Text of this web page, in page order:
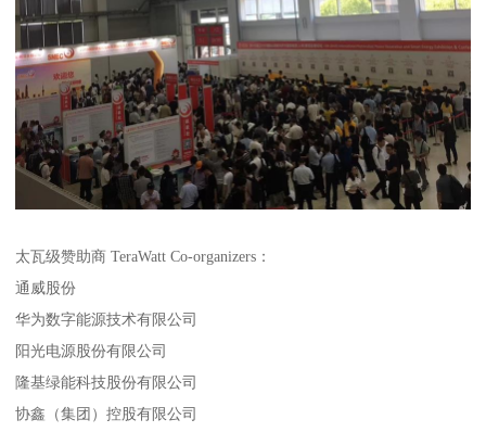
太瓦级赞助商 TeraWatt Co-organizers：
通威股份
华为数字能源技术有限公司
阳光电源股份有限公司
隆基绿能科技股份有限公司
协鑫（集团）控股有限公司